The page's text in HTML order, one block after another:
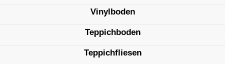
Vinylboden
Teppichboden
Teppichfliesen